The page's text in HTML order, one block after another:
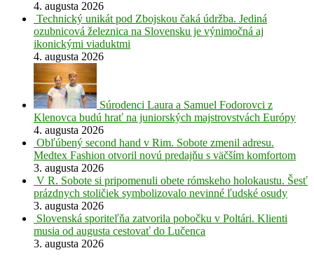
4. augusta 2026
Technický unikát pod Zbojskou čaká údržba. Jediná
ozubnicová železnica na Slovensku je výnimočná aj
ikonickými viaduktmi
4. augusta 2026
Súrodenci Laura a Samuel Fodorovci z
Klenovca budú hrať na juniorských majstrovstvách Európy
4. augusta 2026
Obľúbený second hand v Rim. Sobote zmenil adresu.
Medtex Fashion otvoril novú predajňu s väčším komfortom
3. augusta 2026
V R. Sobote si pripomenuli obete rómskeho holokaustu. Šesť
prázdnych stoličiek symbolizovalo nevinné ľudské osudy
3. augusta 2026
Slovenská sporiteľňa zatvorila pobočku v Poltári. Klienti
musia od augusta cestovať do Lučenca
3. augusta 2026